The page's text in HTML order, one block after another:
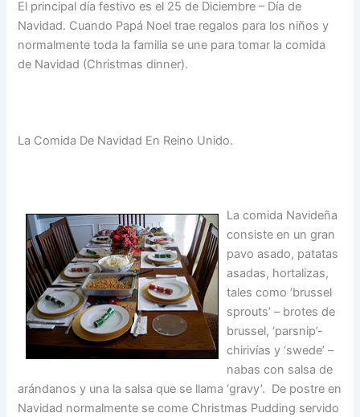
El principal día festivo es el 25 de Diciembre – Día de
Navidad. Cuando Papá Noel trae regalos para los niños y
normalmente toda la familia se une para tomar la comida
de Navidad (Christmas dinner).
La Comida De Navidad En Reino Unido.
La comida Navideña
consiste en un gran
pavo asado, patatas
asadas, hortalizas,
tales como ‘brussel
sprouts’ – brotes de
brussel, ‘parsnip’-
chirivías y ‘swede’ –
nabas con salsa de
arándanos y una la salsa que se llama ‘gravy’. De postre en
Navidad normalmente se come Christmas Pudding servido